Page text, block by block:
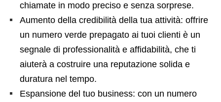
chiamate in modo preciso e senza sorprese.
Aumento della credibilità della tua attività: offrire
un numero verde prepagato ai tuoi clienti è un
segnale di professionalità e affidabilità, che ti
aiuterà a costruire una reputazione solida e
duratura nel tempo.
Espansione del tuo business: con un numero